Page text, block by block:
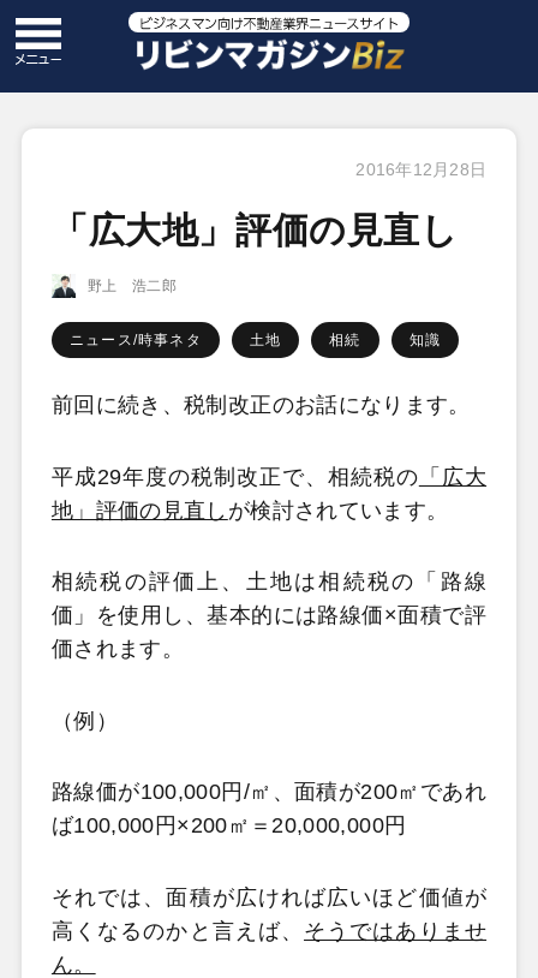
2016年12月28日
「広大地」評価の見直し
野上 浩二郎
ニュース/時事ネタ 土地 相続 知識
前回に続き、税制改正のお話になります。
平成29年度の税制改正で、相続税の 「広大
地」評価の見直し が検討されています。
相続税の評価上、土地は相続税の「 路線
価 」を使用し、基本的には路線価×面積で評
価されます。
（例）
路線価が100,000円/㎡、面積が200㎡であれ
ば100,000円×200㎡＝20,000,000円
それでは、面積が広ければ広いほど価値が
高くなるのかと言えば、 そうではありませ
ん。